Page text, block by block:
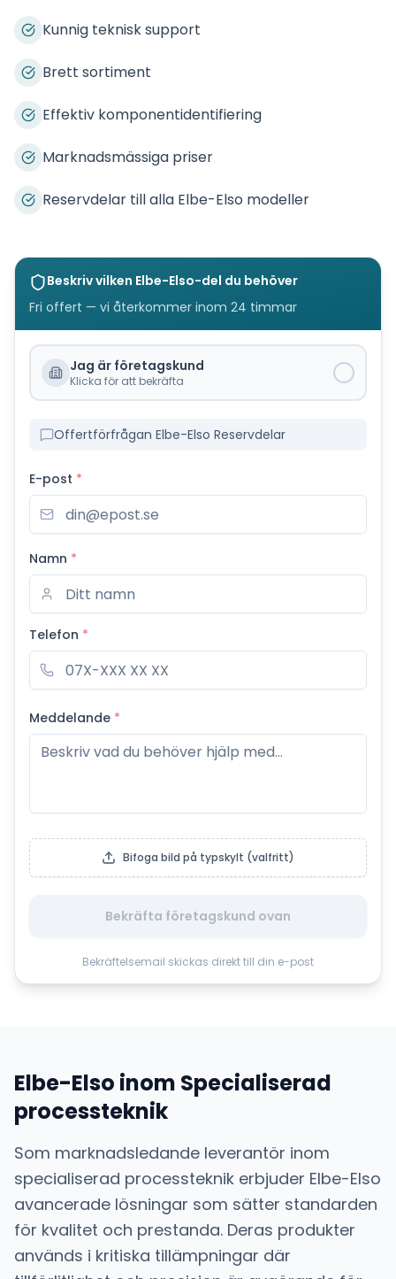
Kunnig teknisk support
Brett sortiment
Effektiv komponentidentifiering
Marknadsmässiga priser
Reservdelar till alla Elbe-Elso modeller
Beskriv vilken Elbe-Elso-del du behöver
Fri offert — vi återkommer inom 24 timmar
Jag är företagskund
Klicka för att bekräfta
Offertförfrågan Elbe-Elso Reservdelar
E-post *
Namn *
Telefon *
Meddelande *
Bifoga bild på typskylt (valfritt)
Bekräfta företagskund ovan
Bekräftelsemail skickas direkt till din e-post
Elbe-Elso inom Specialiserad
processteknik
Som marknadsledande leverantör inom
specialiserad processteknik erbjuder Elbe-Elso
avancerade lösningar som sätter standarden
för kvalitet och prestanda. Deras produkter
används i kritiska tillämpningar där